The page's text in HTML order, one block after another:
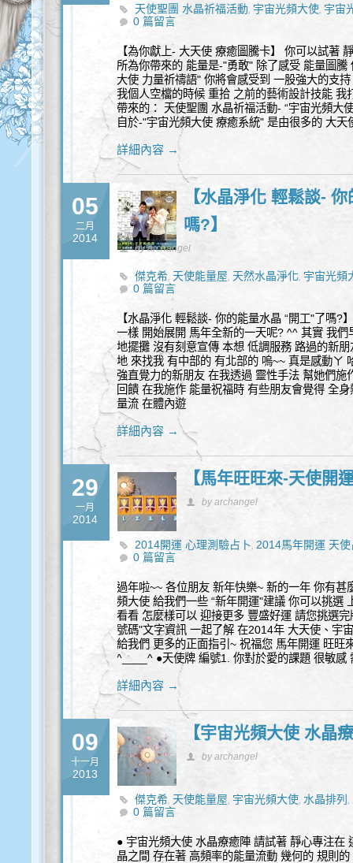
天使聖團 水晶祈福活動, 宇宙光頻大使, 宇宙
0 篇留言
【為你獻上- 大天使 療癒圖騰卡】 你可以試著
所為你帶來的 能量是-"勇敢" 除了感受 能量圖
大使 力量祈禱語" 你將會感受到 一股強大的支
我個人空檔的時候 重拾 之前的藝術設計技能
帶來的： 天使聖團 水晶祈福活動- “宇宙光頻大
自於-"宇宙光頻大使 療癒系統" 是由很多的 大
詳細內容 →
05
二月
2014
【水晶淨化 輕鬆談-
嗎?】
by archangel
傑克希, 天使能量屋, 天然水晶淨化, 宇宙光頻
0 篇留言
【水晶淨化 輕鬆談- 你的能量水晶 “開工"了嗎
一樣 開始展開 馬年全新的一天呢? ^^ 其實 我
地擺攤 沒有刻意宣傳 本想 低調服務 路過的新
地 來找我 有中部的 有北部的 嗚~~ 真是感動ㄚ
強直覺力的新朋友 在我透過 靈性手法 幫她們
回饋 在我施作 能量祝福時 有些朋友會覺得 全
量流 在體內遊
詳細內容 →
29
一月
2014
【馬年旺旺來-天使開
by archangel
2014開運 心理測驗占卜,2014馬年開運 天
0 篇留言
過年啦~~ 各位朋友 新年快樂~ 新的一年 你有
頻大使 給我們一些 “新年開運"建議 你可以挑選
看看 怎麼樣可以 迎接更多 豐盛好運 請您挑選
號碼"文字資訊 一起了解 在2014年 大天使、宇
給我們 更多的正面指引~ 祝福您 馬年開運 旺旺
^____^ ●天使牌 編號1. 你對於愛的課題 很敏感
詳細內容 →
09
十一月
2013
【宇宙光頻大使 水晶
by archangel
傑克希, 天使能量屋, 宇宙光頻大使,水晶排列 ,
0 篇留言
● 宇宙光頻大使 水晶療癒陣 請試著 靜心專注在
晶之間 存在著 高頻率的能量流動 幾何的 規則